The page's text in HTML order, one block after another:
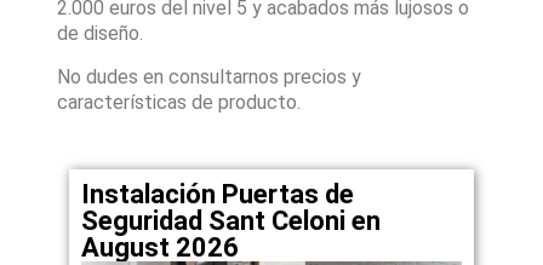
2.000 euros del nivel 5 y acabados más lujosos o
de diseño.
No dudes en consultarnos precios y
características de producto.
Instalación Puertas de
Seguridad Sant Celoni en
August 2026